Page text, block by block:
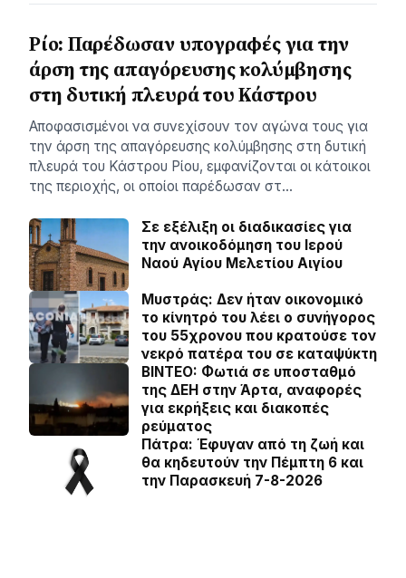
Ρίο: Παρέδωσαν υπογραφές για την
άρση της απαγόρευσης κολύμβησης
στη δυτική πλευρά του Κάστρου
Αποφασισμένοι να συνεχίσουν τον αγώνα τους για
την άρση της απαγόρευσης κολύμβησης στη δυτική
πλευρά του Κάστρου Ρίου, εμφανίζονται οι κάτοικοι
της περιοχής, οι οποίοι παρέδωσαν στ…
Σε εξέλιξη οι διαδικασίες για
την ανοικοδόμηση του Ιερού
Ναού Αγίου Μελετίου Αιγίου
Μυστράς: Δεν ήταν οικονομικό
το κίνητρό του λέει ο συνήγορος
του 55χρονου που κρατούσε τον
νεκρό πατέρα του σε καταψύκτη
BINTEO: Φωτιά σε υποσταθμό
της ΔΕΗ στην Άρτα, αναφορές
για εκρήξεις και διακοπές
ρεύματος
Πάτρα: Έφυγαν από τη ζωή και
θα κηδευτούν την Πέμπτη 6 και
την Παρασκευή 7-8-2026